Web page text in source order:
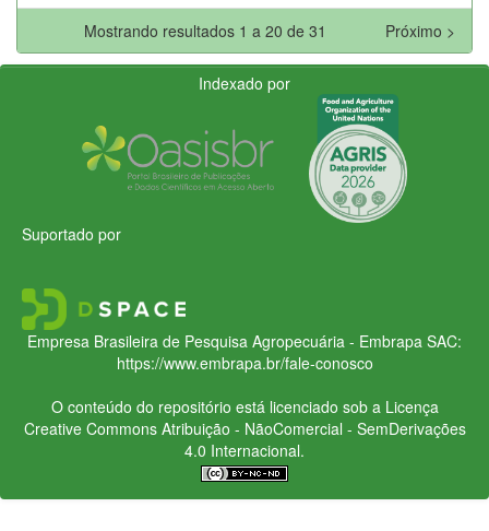
Mostrando resultados 1 a 20 de 31
Próximo >
Indexado por
Suportado por
Empresa Brasileira de Pesquisa Agropecuária - Embrapa SAC:
https://www.embrapa.br/fale-conosco
O conteúdo do repositório está licenciado sob a Licença
Creative CommonsAtribuição - NãoComercial - SemDerivações
4.0 Internacional.